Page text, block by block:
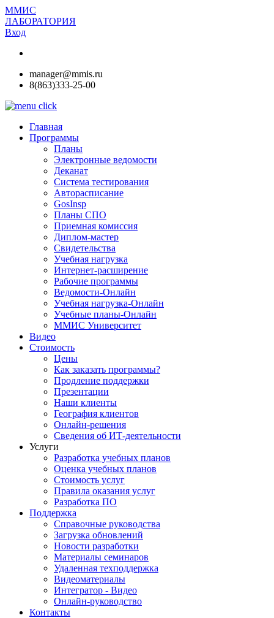
ММИС
ЛАБОРАТОРИЯ
Вход
manager@mmis.ru
8(863)333-25-00
Главная
Программы
Планы
Электронные ведомости
Деканат
Система тестирования
Авторасписание
GosInsp
Планы СПО
Приемная комиссия
Диплом-мастер
Свидетельства
Учебная нагрузка
Интернет-расширение
Рабочие программы
Ведомости-Онлайн
Учебная нагрузка-Онлайн
Учебные планы-Онлайн
ММИС Университет
Видео
Стоимость
Цены
Как заказать программы?
Продление поддержки
Презентации
Наши клиенты
География клиентов
Онлайн-решения
Сведения об ИТ-деятельности
Услуги
Разработка учебных планов
Оценка учебных планов
Стоимость услуг
Правила оказания услуг
Разработка ПО
Поддержка
Справочные руководства
Загрузка обновлений
Новости разработки
Материалы семинаров
Удаленная техподдержка
Видеоматериалы
Интегратор - Видео
Онлайн-руководство
Контакты